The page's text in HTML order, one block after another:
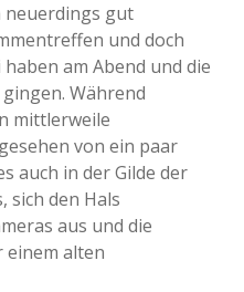
neuerdings gut
und doch
am Abend und die
Während
mittlerweile
von ein paar
auch in der Gilde der
sich den Hals
aus und die
einem alten